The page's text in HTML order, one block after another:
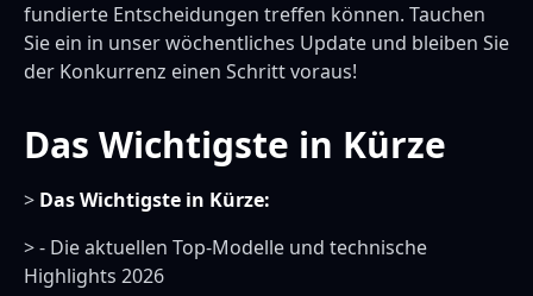
fundierte Entscheidungen treffen können. Tauchen
Sie ein in unser wöchentliches Update und bleiben Sie
der Konkurrenz einen Schritt voraus!
Das Wichtigste in Kürze
> Das Wichtigste in Kürze:
> - Die aktuellen Top-Modelle und technische
Highlights 2026